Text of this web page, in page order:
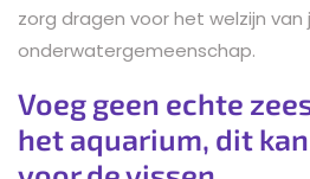
zorg dragen voor het welzijn van
onderwatergemeenschap.
Voeg geen echte
het aquarium, dit